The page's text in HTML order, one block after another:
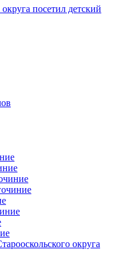
округа